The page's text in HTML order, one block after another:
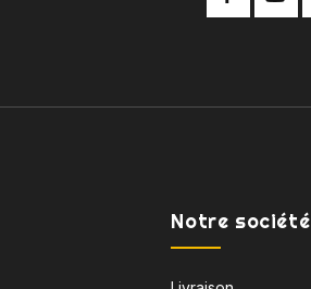
Notre société